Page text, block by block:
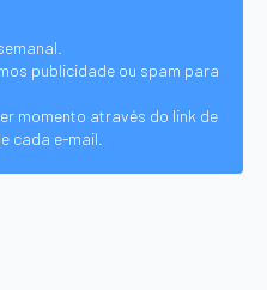
publicidade ou spam para
momento através do link de
cada e-mail.